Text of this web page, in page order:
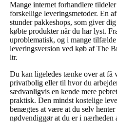
Mange internet forhandlere
forskellige leveringsmetoder. En
stunder pakkeshops, som giver
købte produkter når du har lyst.
uproblematisk, og i mange tilfælde
leveringsversion ved køb af The
ltr.
Du kan ligeledes tænke over at få
privatbolig eller til hvor du
sædvanligvis en kende mere
praktisk. Den mindst kostelige
benægtes at være at du selv henter
nødvendiggør at du er i nærheden